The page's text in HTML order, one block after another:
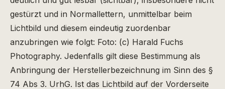
gestürzt und in Normallettern, unmittelbar beim
Lichtbild und diesem eindeutig zuordenbar
anzubringen wie folgt: Foto: (c) Harald Fuchs
Photography. Jedenfalls gilt diese Bestimmung als
Anbringung der Herstellerbezeichnung im Sinn des §
74 Abs 3. UrhG. Ist das Lichtbild auf der Vorderseite